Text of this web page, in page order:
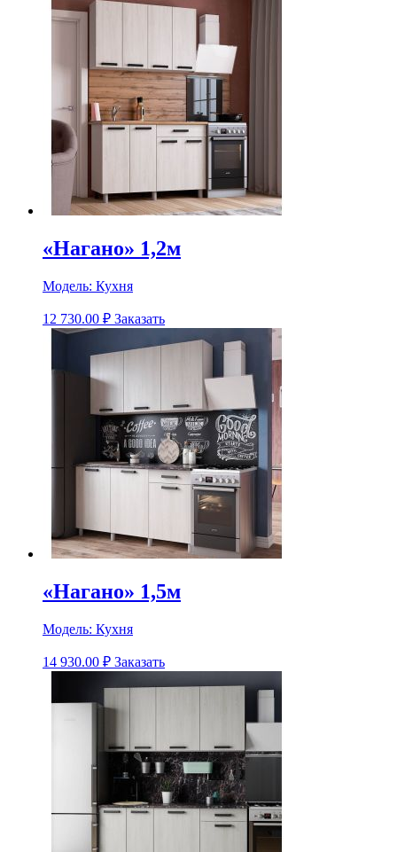
«Нагано» 1,2м
Модель: Кухня
12 730.00 ₽ Заказать
«Нагано» 1,5м
Модель: Кухня
14 930.00 ₽ Заказать